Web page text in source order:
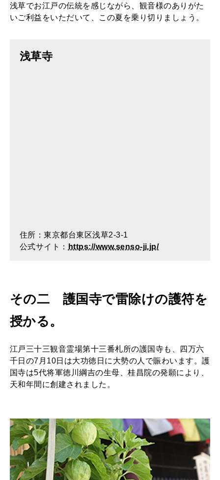
浅草でお江戸の伝統を感じながら、観音様のありがた
いご利益をいただいて、この夏を乗り切りましょう。
浅草寺
住所：東京都台東区浅草2-3-1
公式サイト：
https://www.senso-ji.jp/
その二 護国寺で雷除けの護符を
授かる。
江戸三十三観音霊場第十三番札所の護国寺も、四万六
千日の7月10日は大功徳日に大勢の人で賑わいます。護
国寺は5代将軍徳川綱吉の生母、桂昌院の発願により、
天和年間に創建されました。